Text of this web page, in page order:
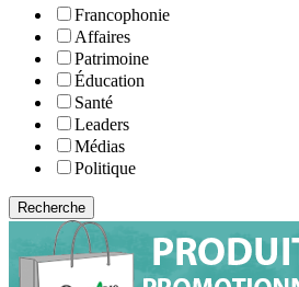
Francophonie
Affaires
Patrimoine
Éducation
Santé
Leaders
Médias
Politique